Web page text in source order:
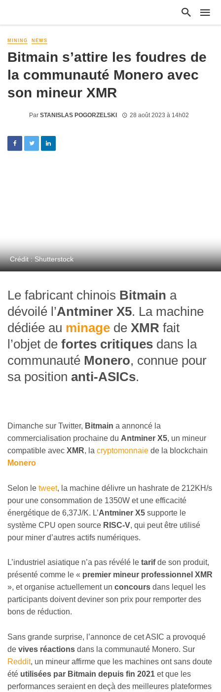
MINING NEWS
Bitmain s’attire les foudres de
la communauté Monero avec
son mineur XMR
Par STANISLAS POGORZELSKI 28 août 2023 à 14h02
Crédit : Shutterstock
Le fabricant chinois Bitmain a
dévoilé l’Antminer X5. La machine
dédiée au minage de XMR fait
l’objet de fortes critiques dans la
communauté Monero, connue pour
sa position anti-ASICs.
Dimanche sur Twitter, Bitmain a annoncé la
commercialisation prochaine du Antminer X5, un mineur
compatible avec XMR, la cryptomonnaie de la blockchain
Monero
Selon le tweet, la machine délivre un hashrate de 212KH/s
pour une consommation de 1350W et une efficacité
énergétique de 6,37J/K. L’Antminer X5 supporte le
système CPU open source RISC-V, qui peut être utilisé
pour miner d’autres actifs numériques.
L’industriel asiatique n’a pas révélé le tarifde son produit,
présenté comme le « premier mineur professionnel XMR
», et organise actuellement un concours dans lequel les
participants doivent deviner son prix pour remporter des
bons de réduction.
Sans grande surprise, l’annonce de cet ASIC a provoqué
de vives réactions dans la communauté Monero. Sur
Reddit, un mineur affirme que les machines ont sans doute
été utilisées par Bitmain depuis fin 2021 et que les
performances seraient en deçà des meilleures plateformes